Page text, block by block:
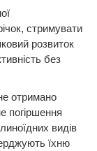
стримувати
розвиток
без
отримано
погіршення
видів
їхню